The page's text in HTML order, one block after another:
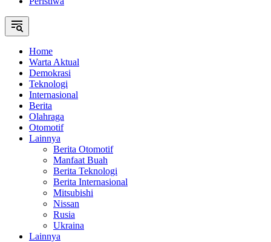
Home
Warta Aktual
Demokrasi
Teknologi
Internasional
Berita
Olahraga
Otomotif
Lainnya
Berita Otomotif
Manfaat Buah
Berita Teknologi
Berita Internasional
Mitsubishi
Nissan
Rusia
Ukraina
Lainnya